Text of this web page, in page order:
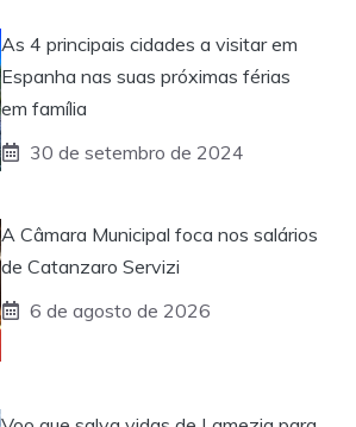
As 4 principais cidades a visitar em
Espanha nas suas próximas férias
em família
30 de setembro de 2024
A Câmara Municipal foca nos salários
de Catanzaro Servizi
6 de agosto de 2026